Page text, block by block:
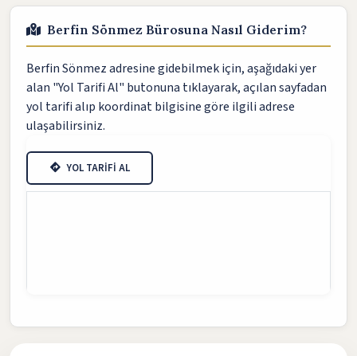
Berfin Sönmez Bürosuna Nasıl Giderim?
Berfin Sönmez adresine gidebilmek için, aşağıdaki yer
alan "Yol Tarifi Al" butonuna tıklayarak, açılan sayfadan
yol tarifi alıp koordinat bilgisine göre ilgili adrese
ulaşabilirsiniz.
YOL TARİFİ AL